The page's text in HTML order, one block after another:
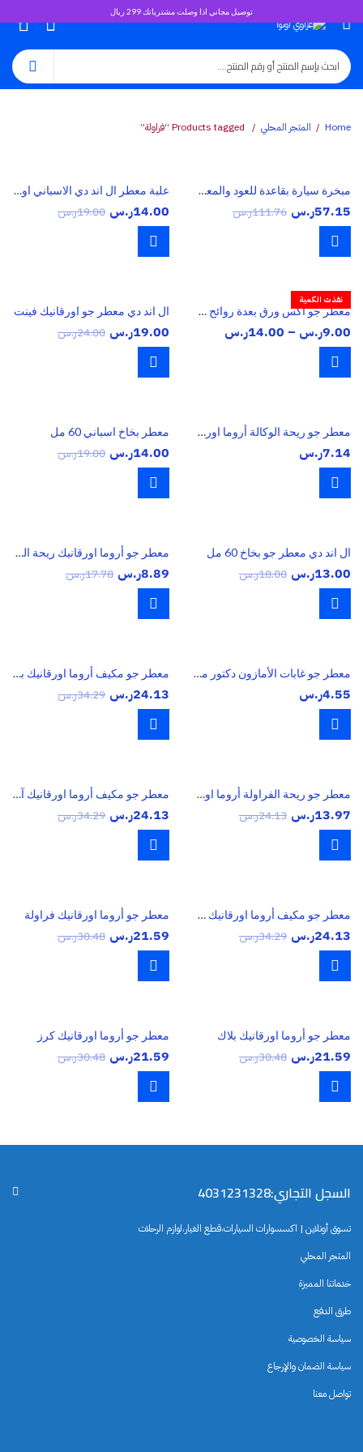
توصيل مجاني اذا وصلت مشترياتك 299 ريال
Home المتجر المحلي
مبخرة سيارة بقاعدة للعود والمعمول 12 فولت
57.15ر.س 111.76ر.س
علبة معطر ال اند دي الاسباني اورقانيك
14.00ر.س 19.00ر.س
نفذت الكمية
معطر جو اكس ورق بعدة روائح مميزة
9.00ر.س –
14.00ر.س
ال اند دي معطر جو اورقانيك فينت
19.00ر.س 24.00ر.س
معطر جو ريحة الوكالة أروما اورقانيك وود ميني
7.14ر.س
معطر بخاخ اسباني 60 مل
14.00ر.س 19.00ر.س
ال اند دي معطر جو بخاخ 60 مل
13.00ر.س 18.00ر.س
معطر جو أروما اورقانيك ريحة الوكالة
8.89ر.س 17.78ر.س
معطر جو غابات الأمازون دكتور ماركوس
4.55ر.س
معطر جو مكيف أروما اورقانيك بلاك
24.13ر.س 34.29ر.س
معطر جو ريحة الفراولة أروما اورقانيك وود ميني
13.97ر.س 24.13ر.س
معطر جو مكيف أروما اورقانيك آيس كول
24.13ر.س 34.29ر.س
معطر جو مكيف أروما اورقانيك كرز
24.13ر.س 34.29ر.س
معطر جو أروما اورقانيك فراولة
21.59ر.س 30.48ر.س
معطر جو أروما اورقانيك بلاك
21.59ر.س 30.48ر.س
معطر جو أروما اورقانيك كرز
21.59ر.س 30.48ر.س
السجل التجاري:4031231328
تسوق أونلاين | اكسسوارات السيارات،قطع الغيار،لوازم الرحلات
المتجر المحلي
خدماتنا المميزة
طرق الدفع
سياسة الخصوصية
سياسة الضمان والإرجاع
تواصل معنا